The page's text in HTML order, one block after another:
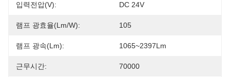
입력전압(V): DC 24V
램프 광효율(lm/w): 105
램프 광속(lm): 1065~2397Lm
근무시간: 70000